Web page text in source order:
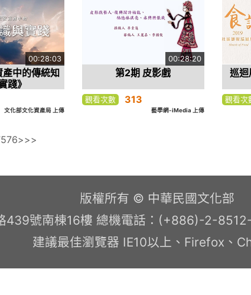
00:28:03
產中的傳統知
踐》
文化部文化資產局 上傳
00:28:20
第2期 皮影戲
觀看次數 313
藝學網-iMedia 上傳
巡
觀看次
76>>>
版權所有 © 中華民國文化部
439號南棟16樓 總機電話：(+886)-2-
建議最佳瀏覽器 IE10以上、Firefox、